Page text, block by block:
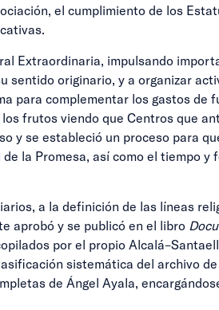
el cumplimiento de los
Extraordinaria, impulsando
sentido originario, y a organizar
para complementar los gastos de
frutos viendo que Centros que
y se estableció un proceso para
la Promesa, así como el tiempo y
a la definición de las líneas
aprobó y se publicó en el libro
por el propio
sistemática del archivo
de Ángel Ayala,